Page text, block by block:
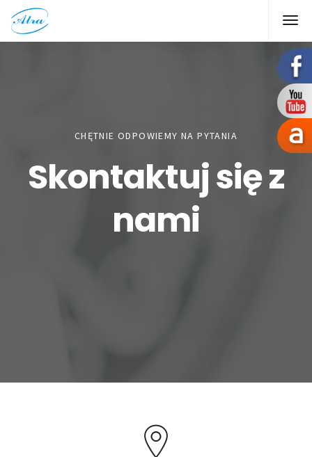
CHĘTNIE ODPOWIEMY NA PYTANIA
Skontaktuj się z
nami